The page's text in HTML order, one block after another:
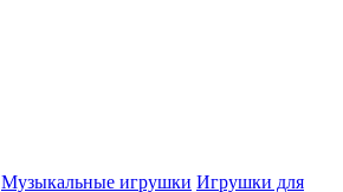
Музыкальные игрушки Игрушки для